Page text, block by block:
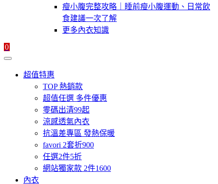
瘦小腹完整攻略｜睡前瘦小腹運動、日常飲
食建議一次了解
更多內衣知識
0
超值特惠
TOP 熱銷款
超值任選 多件優惠
零碼出清99起
涼感透氣內衣
抗溫差專區 發熱保暖
favori 2套折900
任選2件5折
網站獨家款 2件1600
內衣